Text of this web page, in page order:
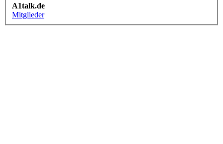
A1talk.de
Mitglieder